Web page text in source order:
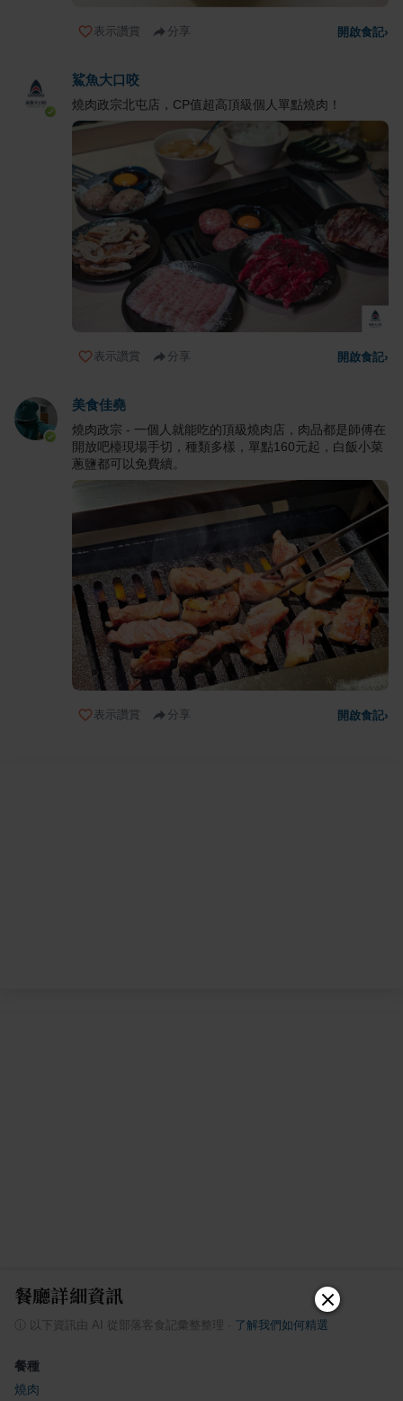
表示讚賞 分享 開啟食記›
鯊魚大口咬
燒肉政宗北屯店，CP值超高頂級個人單點燒肉！
表示讚賞 分享 開啟食記›
美食佳堯
燒肉政宗 - 一個人就能吃的頂級燒肉店，肉品都是師傅在
開放吧檯現場手切，種類多樣，單點160元起，白飯小菜
蔥鹽都可以免費續。
表示讚賞 分享 開啟食記›
餐廳詳細資訊
以下資訊由 AI 從部落客食記彙整整理 了解我們如何精選
餐種
燒肉